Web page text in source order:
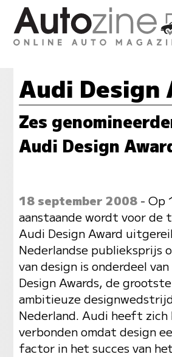
Audi Design
Zes
Audi Design
18 september 2008- Op
aanstaande wordt voor de
Audi Design Award
Nederlandse publieksprijs
van design is onderdeel
Design Awards, de
ambitieuze
Nederland. Audi heeft zich
verbonden omdat design
factor in het succes van